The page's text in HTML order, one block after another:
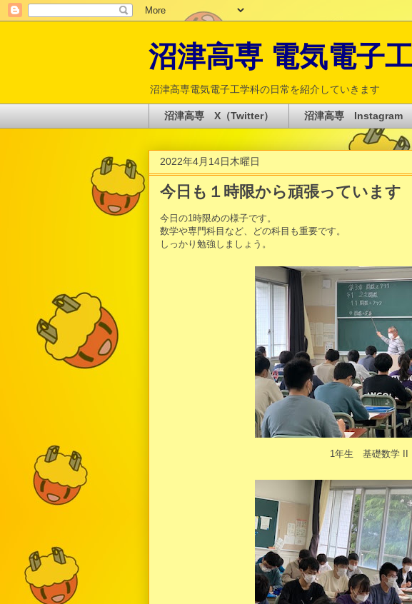
沼津高専 電気電子
沼津高専電気電子工学科の日常を紹介していきます
沼津高専 X（Twitter） 沼津高専 Instagram
2022年4月14日木曜日
今日も１時限から頑張っています
今日の1時限めの様子です。
数学や専門科目など、どの科目も重要です。
しっかり勉強しましょう。
1年生 基礎数学 II